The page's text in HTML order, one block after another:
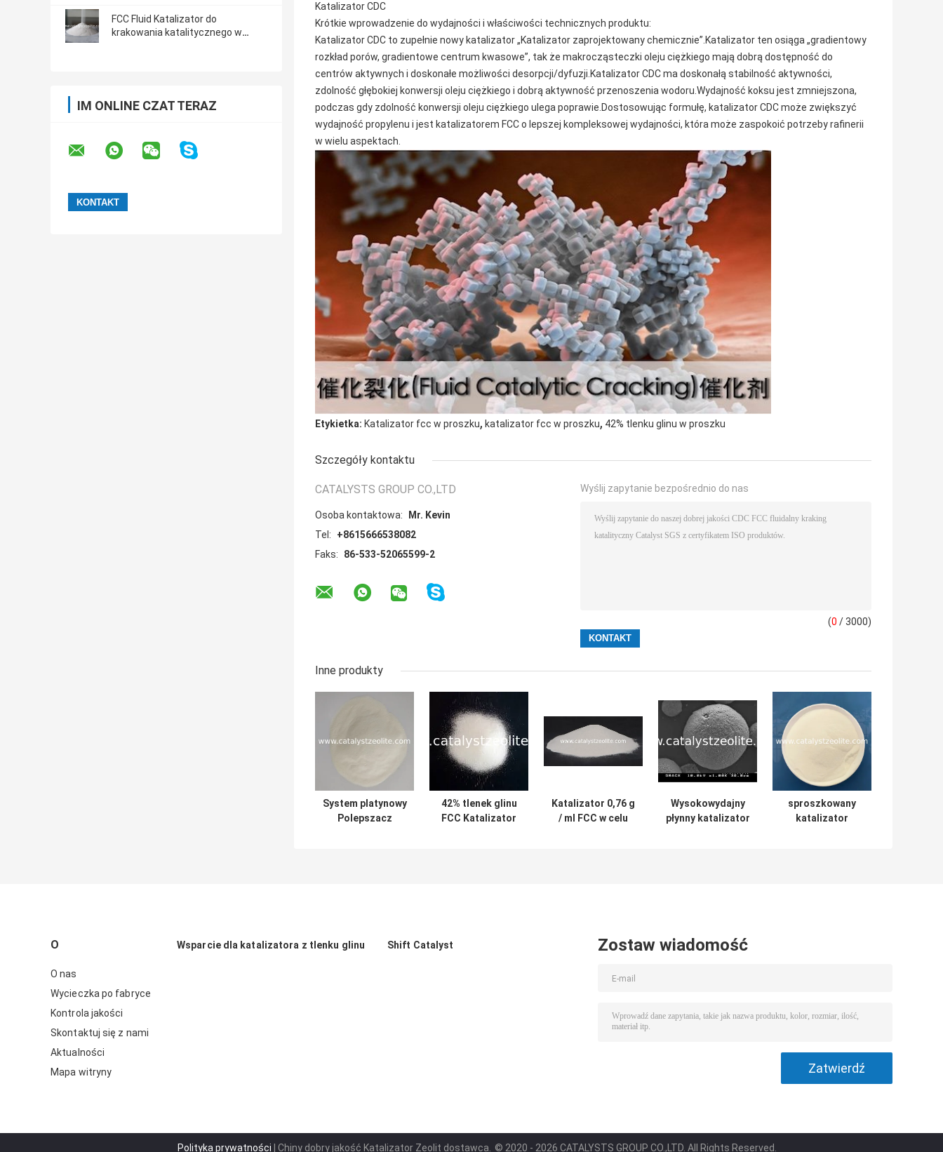
FCC Fluid Katalizator do
krakowania katalitycznego w
IM ONLINE CZAT TERAZ
Katalizator CDC
Krótkie wprowadzenie do wydajności i właściwości technicznych produktu:
Katalizator CDC to zupełnie nowy katalizator „Katalizator zaprojektowany chemicznie”.Katalizator ten osiąga „gradientowy
rozkład porów, gradientowe centrum kwasowe”, tak że makrocząsteczki oleju ciężkiego mają dobrą dostępność do
centrów aktywnych i doskonałe możliwości desorpcji/dyfuzji.Katalizator CDC ma doskonałą stabilność aktywności,
zdolność głębokiej konwersji oleju ciężkiego i dobrą aktywność przenoszenia wodoru.Wydajność koksu jest zmniejszona,
podczas gdy zdolność konwersji oleju ciężkiego ulega poprawie.Dostosowując formułę, katalizator CDC może zwiększyć
wydajność propylenu i jest katalizatorem FCC o lepszej kompleksowej wydajności, która może zaspokoić potrzeby rafinerii
w wielu aspektach.
Etykietka: Katalizator fcc w proszku, katalizator fcc w proszku, 42% tlenku glinu w proszku
Szczegóły kontaktu
CATALYSTS GROUP CO.,LTD
Osoba kontaktowa:
Mr. Kevin
Tel:
+8615666538082
Faks:
86-533-52065599-2
Wyślij zapytanie bezpośrednio do nas
(0 / 3000)
Inne produkty
System platynowy
Polepszacz
42% tlenek glinu
FCC Katalizator
Katalizator 0,76 g
/ ml FCC w celu
Wysokowydajny
płynny katalizator
sproszkowany
katalizator
O
O nas
Wycieczka po fabryce
Kontrola jakości
Skontaktuj się z nami
Aktualności
Mapa witryny
Wsparcie dla katalizatora z tlenku glinu Shift Catalyst Zostaw wiadomość
Polityka prywatności | Chiny dobry jakość Katalizator Zeolit dostawca. © 2020 - 2026 CATALYSTS GROUP CO.,LTD. All Rights Reserved.